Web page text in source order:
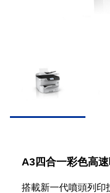
A3四合一彩色高
搭載新一代噴頭列印